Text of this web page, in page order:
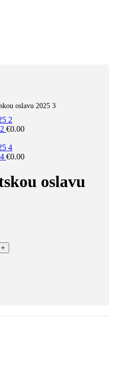
oslavu 2025 3
€0.00
€0.00
oslavu